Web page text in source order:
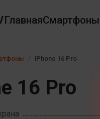
ГлавнаяСмартфоны
iPhone 16 Pro
16 Pro